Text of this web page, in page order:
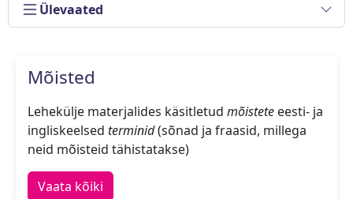
Ülevaated
Mõisted
Lehekülje materjalides käsitletud mõistete eesti- ja
ingliskeelsed terminid(sõnad ja fraasid, millega
neid mõisteid tähistatakse)
Vaata kõiki